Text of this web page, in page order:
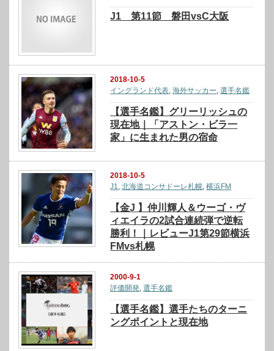
J1 第11節 磐田vsC大阪
2018-10-5
イングランド代表,海外サッカー,選手名鑑
【選手名鑑】グリーリッシュの
現在地｜「アストン・ビラ一
家」に生まれた男の宿命
2018-10-5
J1
,北海道コンサドーレ札幌 ,横浜FM
【金J 】仲川輝人＆ウーゴ・ヴ
ィエイラの2試合連続弾で逆転
勝利！｜レビューJ1第29節横浜
FMvs札幌
2000-9-1
評価開発 ,選手名鑑
【選手名鑑】選手たちのターニ
ングポイントと現在地